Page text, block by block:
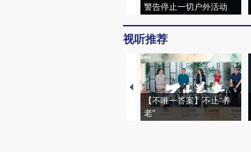
警告停止一切户外活动
视听推荐
【不唯一答案】不止“养
老”